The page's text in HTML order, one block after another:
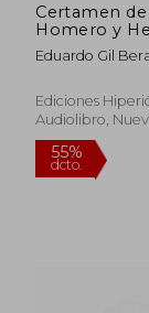
Certamen de
Homero y
(Audiolibro)
Eduardo Gil
Ediciones
Audiolibro,